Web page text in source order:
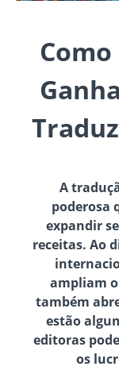
A
poderosa
expandir
receitas. Ao
ampliam
também
estão
editoras
os